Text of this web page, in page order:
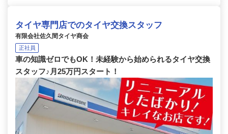
タイヤ専門店でのタイヤ交換スタッフ
有限会社佐久間タイヤ商会
正社員
車の知識ゼロでもOK！未経験から始められるタイヤ交換
スタッフ♪月25万円スタート！